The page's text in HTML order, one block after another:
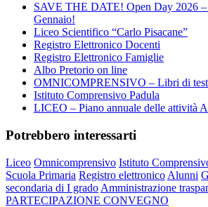
SAVE THE DATE! Open Day 2026 –
Gennaio!
Liceo Scientifico “Carlo Pisacane”
Registro Elettronico Docenti
Registro Elettronico Famiglie
Albo Pretorio on line
OMNICOMPRENSIVO – Libri di
Istituto Comprensivo Padula
LICEO – Piano annuale delle attività
Potrebbero interessarti
Liceo Omnicomprensivo Istituto
Scuola Primaria Registro elettronico Alunni
secondaria di I grado Amministrazione
PARTECIPAZIONE CONVEGNO